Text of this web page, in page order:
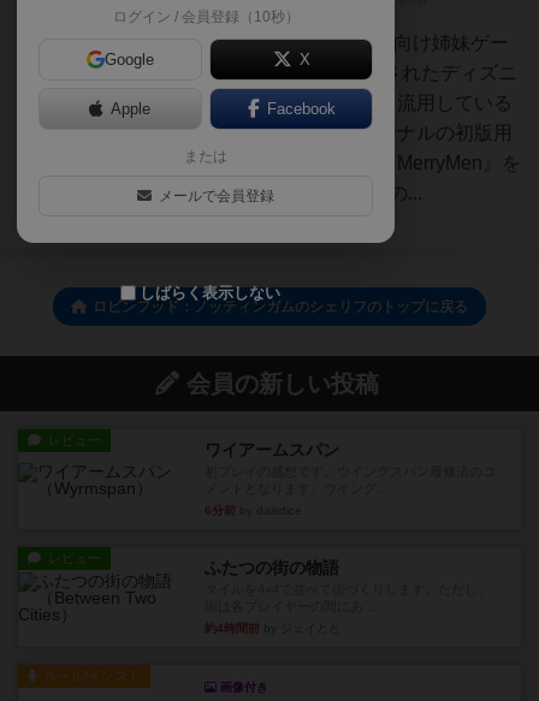
『SheriffofNottingham』の低年齢向け姉妹ゲー
ムで、イラストを1973年に公開されたディズニ
ー映画の「ロビン・フッド」から流用している
スタンドアローンな作品。オリジナルの初版用
に出版されていた拡張キットの『MerryMen』を
第2版用に修正したものではないの...
ロビンフッド：ノッティンガムのシェリフのトップに戻る
会員の新しい投稿
レビュー ワイアームスパン
6分前
レビュー ふたつの街の物語
約4時間前
ルール/インスト
画像付き
ログイン / 会員登録（10秒）
Google X
Apple Facebook
または
メールで会員登録
しばらく表示しない